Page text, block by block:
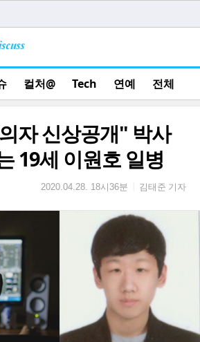
컬처@ Tech 연예 전체
자 신상공개" 박사
19세 이원호 일병
2020.04.28. 18시36분 김태준 기자